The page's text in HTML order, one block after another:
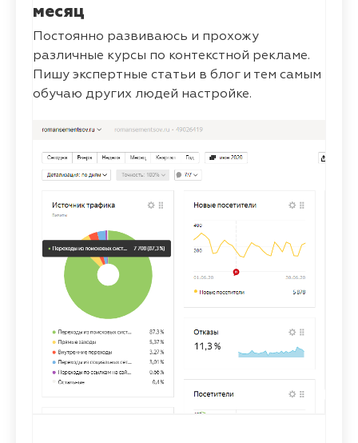
месяц
Постоянно развиваюсь и прохожу
различные курсы по контекстной рекламе.
Пишу экспертные статьи в блог и тем самым
обучаю других людей настройке.